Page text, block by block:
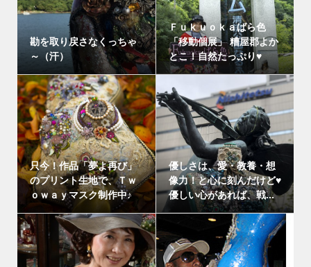
勘を取り戻さなくっちゃ
～（汗）
Ｆｕｋｕｏｋａばら色
「移動個展」 糟屋郡よか
とこ！自然たっぷり♥
只今！作品「夢よ再び」
のプリント生地で、Ｔｗ
ｏｗａｙマスク制作中♪
優しさは、愛・教養・想
像力！と心に刻んだけど♥
優しい心があれば、戦...